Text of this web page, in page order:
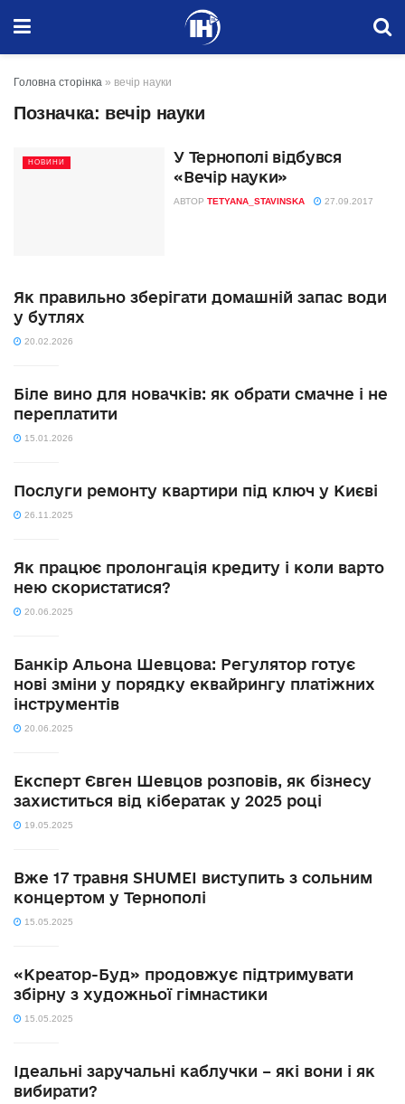
Головна сторінка » вечір науки
Позначка: вечір науки
НОВИНИ
У Тернополі відбувся
«Вечір науки»
АВТОР TETYANA_STAVINSKA 27.09.2017
Як правильно зберігати домашній запас води
у бутлях
20.02.2026
Біле вино для новачків: як обрати смачне і не
переплатити
15.01.2026
Послуги ремонту квартири під ключ у Києві
26.11.2025
Як працює пролонгація кредиту і коли варто
нею скористатися?
20.06.2025
Банкір Альона Шевцова: Регулятор готує
нові зміни у порядку еквайрингу платіжних
інструментів
20.06.2025
Експерт Євген Шевцов розповів, як бізнесу
захиститься від кібератак у 2025 році
19.05.2025
Вже 17 травня SHUMEI виступить з сольним
концертом у Тернополі
15.05.2025
«Креатор-Буд» продовжує підтримувати
збірну з художньої гімнастики
15.05.2025
Ідеальні заручальні каблучки – які вони і як
вибирати?